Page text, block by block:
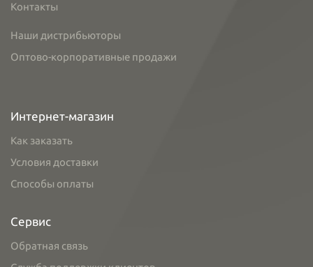
Контакты
Наши дистрибьюторы
Оптово-корпоративные продажи
Интернет-магазин
Как заказать
Условия доставки
Способы оплаты
Сервис
Обратная связь